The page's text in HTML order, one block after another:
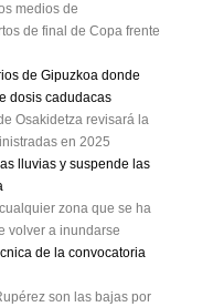
medios de
de final de Copa frente
de Gipuzkoa donde
dosis cadudacas
Osakidetza revisará la
en 2025
lluvias y suspende las
zona que se ha
volver a inundarse
de la convocatoria
son las bajas por